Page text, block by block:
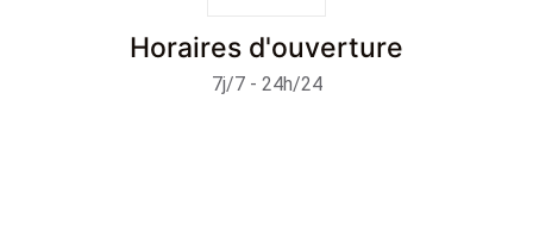
Horaires d'ouverture
7j/7 - 24h/24